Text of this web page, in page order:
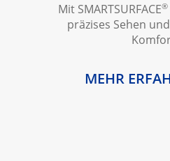
Mit SMARTSURFACE®
präzises Sehen
MEHR